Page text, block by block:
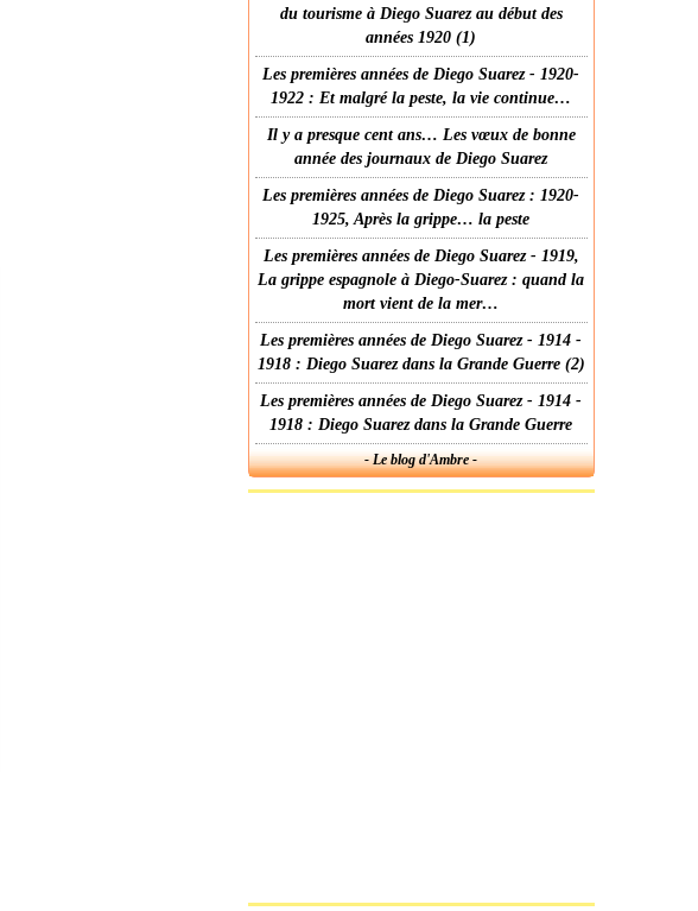
du tourisme à Diego Suarez au début des
années 1920 (1)
Les premières années de Diego Suarez - 1920-
1922 : Et malgré la peste, la vie continue…
Il y a presque cent ans… Les vœux de bonne
année des journaux de Diego Suarez
Les premières années de Diego Suarez : 1920-
1925, Après la grippe… la peste
Les premières années de Diego Suarez - 1919,
La grippe espagnole à Diego-Suarez : quand la
mort vient de la mer…
Les premières années de Diego Suarez - 1914 -
1918 : Diego Suarez dans la Grande Guerre (2)
Les premières années de Diego Suarez - 1914 -
1918 : Diego Suarez dans la Grande Guerre
- Le blog d'Ambre -